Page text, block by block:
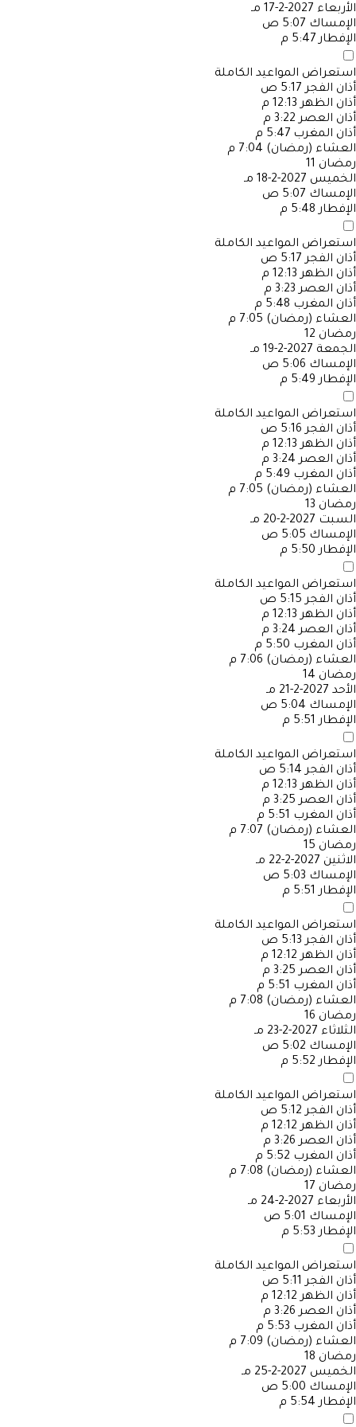
الأربعاء 2027-2-17 مـ
الإمساك 5:07 ص
الإفطار 5:47 م
استعراض المواعيد الكاملة
أذان الفجر 5:17 ص
أذان الظهر 12:13 م
أذان العصر 3:22 م
أذان المغرب 5:47 م
العشاء (رمضان) 7:04 م
رمضان 11
الخميس 2027-2-18 مـ
الإمساك 5:07 ص
الإفطار 5:48 م
استعراض المواعيد الكاملة
أذان الفجر 5:17 ص
أذان الظهر 12:13 م
أذان العصر 3:23 م
أذان المغرب 5:48 م
العشاء (رمضان) 7:05 م
رمضان 12
الجمعة 2027-2-19 مـ
الإمساك 5:06 ص
الإفطار 5:49 م
استعراض المواعيد الكاملة
أذان الفجر 5:16 ص
أذان الظهر 12:13 م
أذان العصر 3:24 م
أذان المغرب 5:49 م
العشاء (رمضان) 7:05 م
رمضان 13
السبت 2027-2-20 مـ
الإمساك 5:05 ص
الإفطار 5:50 م
استعراض المواعيد الكاملة
أذان الفجر 5:15 ص
أذان الظهر 12:13 م
أذان العصر 3:24 م
أذان المغرب 5:50 م
العشاء (رمضان) 7:06 م
رمضان 14
الأحد 2027-2-21 مـ
الإمساك 5:04 ص
الإفطار 5:51 م
استعراض المواعيد الكاملة
أذان الفجر 5:14 ص
أذان الظهر 12:13 م
أذان العصر 3:25 م
أذان المغرب 5:51 م
العشاء (رمضان) 7:07 م
رمضان 15
الاثنين 2027-2-22 مـ
الإمساك 5:03 ص
الإفطار 5:51 م
استعراض المواعيد الكاملة
أذان الفجر 5:13 ص
أذان الظهر 12:12 م
أذان العصر 3:25 م
أذان المغرب 5:51 م
العشاء (رمضان) 7:08 م
رمضان 16
الثلاثاء 2027-2-23 مـ
الإمساك 5:02 ص
الإفطار 5:52 م
استعراض المواعيد الكاملة
أذان الفجر 5:12 ص
أذان الظهر 12:12 م
أذان العصر 3:26 م
أذان المغرب 5:52 م
العشاء (رمضان) 7:08 م
رمضان 17
الأربعاء 2027-2-24 مـ
الإمساك 5:01 ص
الإفطار 5:53 م
استعراض المواعيد الكاملة
أذان الفجر 5:11 ص
أذان الظهر 12:12 م
أذان العصر 3:26 م
أذان المغرب 5:53 م
العشاء (رمضان) 7:09 م
رمضان 18
الخميس 2027-2-25 مـ
الإمساك 5:00 ص
الإفطار 5:54 م